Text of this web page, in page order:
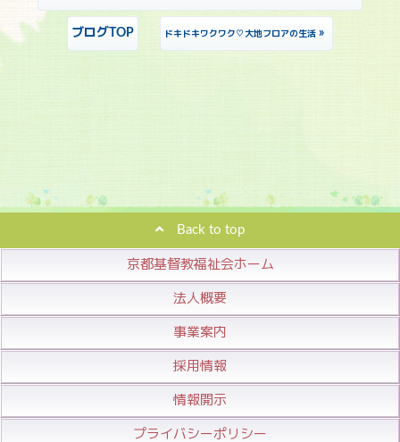
ブログTOP ドキドキワクワク♡大地フロアの生活 »
Back to top
京都基督教福祉会ホーム
法人概要
事業案内
採用情報
情報開示
プライバシーポリシー